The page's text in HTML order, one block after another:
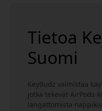
Tietoa
Suomi
KeyBudz valmistaa
jotka tekevät AirPods-
langattomista